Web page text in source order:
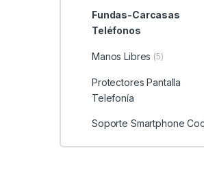
Fundas-Carcasas
Teléfonos
Manos Libres (5)
Protectores Pantalla
Telefonía
Soporte Smartphone